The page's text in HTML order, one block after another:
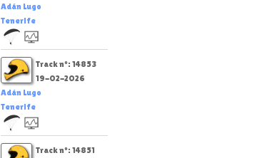
Adán Lugo
Tenerife
Track nº: 14853
19-02-2026
Adán Lugo
Tenerife
Track nº: 14851